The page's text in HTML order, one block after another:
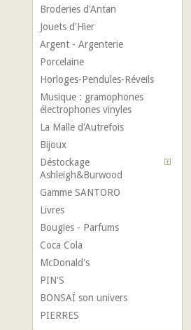
Broderies d'Antan
Jouets d'Hier
Argent - Argenterie
Porcelaine
Horloges-Pendules-Réveils
Musique : gramophones
électrophones vinyles
La Malle d'Autrefois
Bijoux
Déstockage
Ashleigh&Burwood
Gamme SANTORO
Livres
Bougies - Parfums
Coca Cola
McDonald's
PIN'S
BONSAÏ son univers
PIERRES